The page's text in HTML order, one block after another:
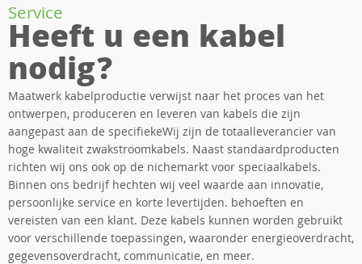
Service
Heeft u een kabel
nodig?
Maatwerk kabelproductie verwijst naar het proces van het
ontwerpen, produceren en leveren van kabels die zijn
aangepast aan de specifiekeWij zijn de totaalleverancier van
hoge kwaliteit zwakstroomkabels. Naast standaardproducten
richten wij ons ook op de nichemarkt voor speciaalkabels.
Binnen ons bedrijf hechten wij veel waarde aan innovatie,
persoonlijke service en korte levertijden. behoeften en
vereisten van een klant. Deze kabels kunnen worden gebruikt
voor verschillende toepassingen, waaronder energieoverdracht,
gegevensoverdracht, communicatie, en meer.